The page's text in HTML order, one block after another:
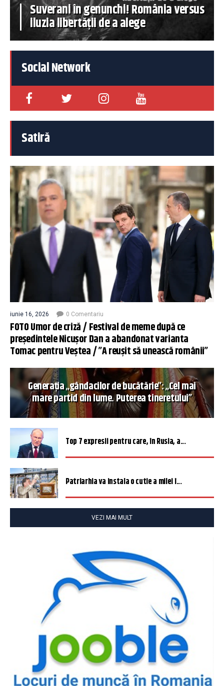
Suverani în genunchi! România versus
iluzia libertății de a alege
Social Network
Satiră
iunie 16, 2026 0 Comentariu
FOTO Umor de criză / Festival de meme după ce
președintele Nicușor Dan a abandonat varianta
Tomac pentru Veștea / ”A reușit să unească românii”
Generația „gândacilor de bucătărie”: „Cel mai
mare partid din lume. Puterea tineretului”
Top 7 expresii pentru care, în Rusia, a...
Patriarhia va instala o cutie a milei î...
VEZI MAI MULT